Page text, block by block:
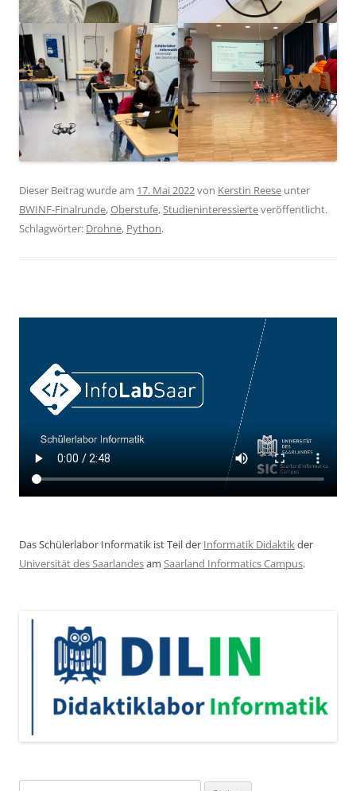
Dieser Beitrag wurde am 17. Mai 2022von Kerstin Reese unter
BWINF-Finalrunde,Oberstufe,Studieninteressierteveröffentlicht.
Schlagwörter: Drohne, Python.
Das Schülerlabor Informatik ist Teil der Informatik Didaktikder
Universität des Saarlandesam Saarland Informatics Campus.